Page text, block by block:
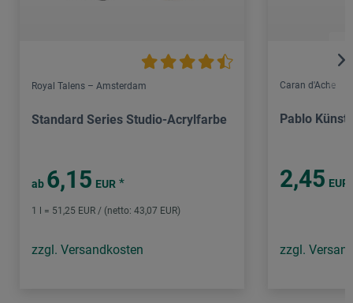
Royal Talens – Amsterdam
Standard Series Studio-Acrylfarbe
ab 6,15 EUR *
1 l = 51,25 EUR / (netto: 43,07 EUR)
zzgl. Versandkosten
Caran d'Ache
Pablo
2,45 EUR
zzgl.